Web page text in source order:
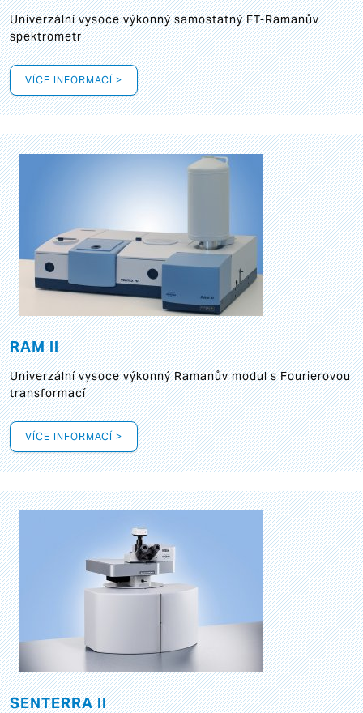
Univerzální vysoce výkonný samostatný FT-Ramanův
spektrometr
VÍCE INFORMACÍ >
RAM II
Univerzální vysoce výkonný Ramanův modul s Fourierovou
transformací
VÍCE INFORMACÍ >
SENTERRA II